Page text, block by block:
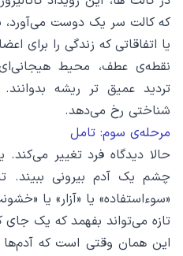
که کالت سر یک دوست می‌آورد،
یا اتفاقاتی که زندگی را برای
نقطه‌ی عطف، محیط
تردید عمیق تر ریشه
شناختی رخ می‌دهد.
مرحله‌ی سوم: تامل
حالا دیدگاه فرد تغییر می‌کند.
چشم یک آدم بیرونی ببیند.
«سوءاستفاده» یا «آزار» یا
تازه می‌تواند بفهمد که یک جای
این همان وقتی است که آدم‌ها